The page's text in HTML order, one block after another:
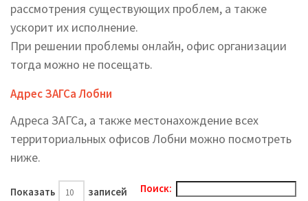
рассмотрения существующих проблем, а также
ускорит их исполнение.
При решении проблемы онлайн, офис организации
тогда можно не посещать.
Адрес ЗАГСа Лобни
Адреса ЗАГСа, а также местонахождение всех
территориальных офисов Лобни можно посмотреть
ниже.
Показать записей Поиск: